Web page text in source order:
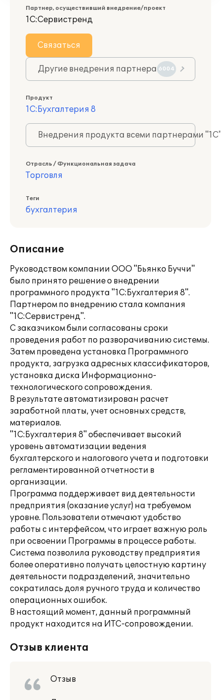
Партнер, осуществивший внедрение/проект
1С:Сервистренд
Связаться
Другие внедрения партнера 6004
Продукт
1С:Бухгалтерия 8
Внедрения продукта всеми партнерами
Отрасль / Функциональная задача
Торговля
Теги
бухгалтерия
Описание
Руководством компании ООО "Бьянко Буччи"
было принято решение о внедрении
программного продукта "1С:Бухгалтерия 8".
Партнером по внедрению стала компания
"1С:Сервистренд".
С заказчиком были согласованы сроки
проведения работ по разворачиванию системы.
Затем проведена установка Программного
продукта, загрузка адресных классификаторов,
установка диска Информационно-
технологического сопровождения.
В результате автоматизирован расчет
заработной платы, учет основных средств,
материалов.
"1С:Бухгалтерия 8" обеспечивает высокий
уровень автоматизации ведения
бухгалтерского и налогового учета и подготовки
регламентированной отчетности в
организации.
Программа поддерживает вид деятельности
предприятия (оказание услуг) на требуемом
уровне. Пользователи отмечают удобство
работы с интерфейсом, что играет важную роль
при освоении Программы в процессе работы.
Система позволила руководству предприятия
более оперативно получать целостную картину
деятельности подразделений, значительно
сократилась доля ручного труда и количество
операционных ошибок.
В настоящий момент, данный программный
продукт находится на ИТС-сопровождении.
Отзыв клиента
Отзыв